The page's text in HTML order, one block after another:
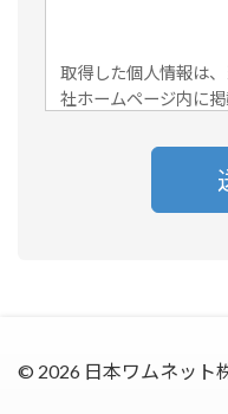
取得した個人情報は
社ホームページ内に
1. 個人情報の利用目的
取得した個人情報は
2.個人情報の第三者
© 2026 日本ワムネット